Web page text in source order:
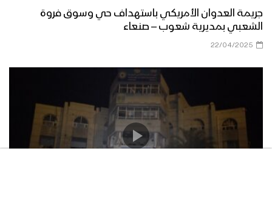
جريمة العدوان الأمريكي باستهداف حي وسوق فروة
الشعبي بمديرية شعوب – صنعاء
22/04/2025